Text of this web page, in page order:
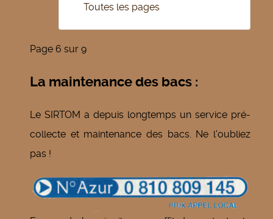
Toutes les pages
Page 6 sur 9
La maintenance des bacs :
Le SIRTOM a depuis longtemps un service pré-
collecte et maintenance des bacs. Ne l'oubliez
pas !